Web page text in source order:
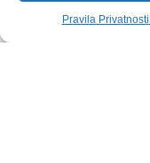
Pravila Privatnosti